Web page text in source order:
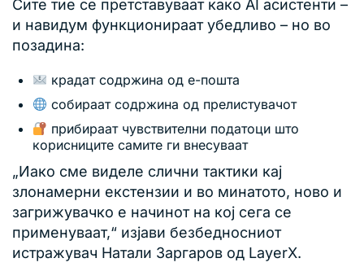
Сите тие се претставуваат како AI асистенти –
и навидум функционираат убедливо – но во
позадина:
крадат содржина од е-пошта
собираат содржина од прелистувачот
прибираат чувствителни податоци што
корисниците самите ги внесуваат
„Иако сме виделе слични тактики кај
злонамерни екстензии и во минатото, ново и
загрижувачко е начинот на кој сега се
применуваат,“ изјави безбедносниот
истражувач Натали Заргаров од LayerX.